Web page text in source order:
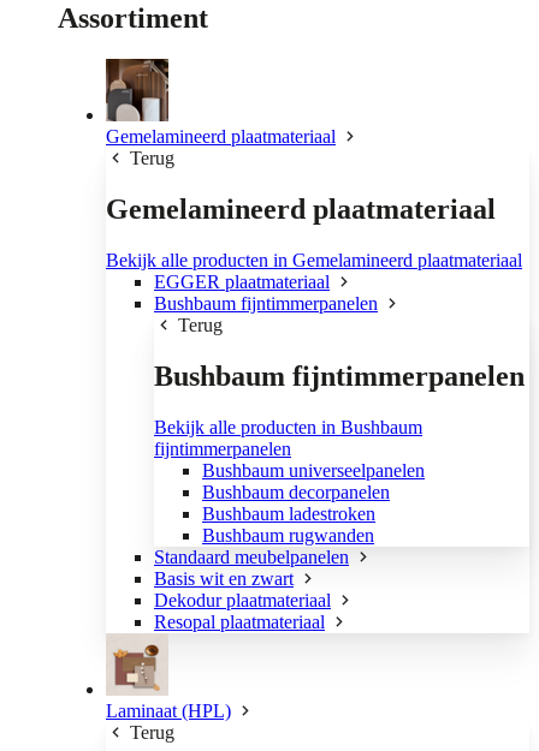
Assortiment
Gemelamineerd plaatmateriaal
Terug
Gemelamineerd plaatmateriaal
Bekijk alle producten in Gemelamineerd plaatmateriaal
EGGER plaatmateriaal
Bushbaum fijntimmerpanelen
Terug
Bushbaum fijntimmerpanelen
Bekijk alle producten in Bushbaum
fijntimmerpanelen
Bushbaum universeelpanelen
Bushbaum decorpanelen
Bushbaum ladestroken
Bushbaum rugwanden
Standaard meubelpanelen
Basis wit en zwart
Dekodur plaatmateriaal
Resopal plaatmateriaal
Laminaat (HPL)
Terug